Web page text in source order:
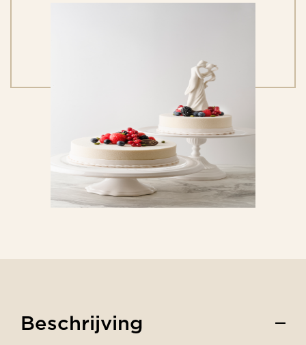
Beschrijving